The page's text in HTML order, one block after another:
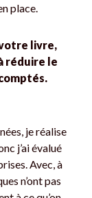
place.
livre,
réduire le
je réalise
j’ai évalué
Avec, à
n’ont pas